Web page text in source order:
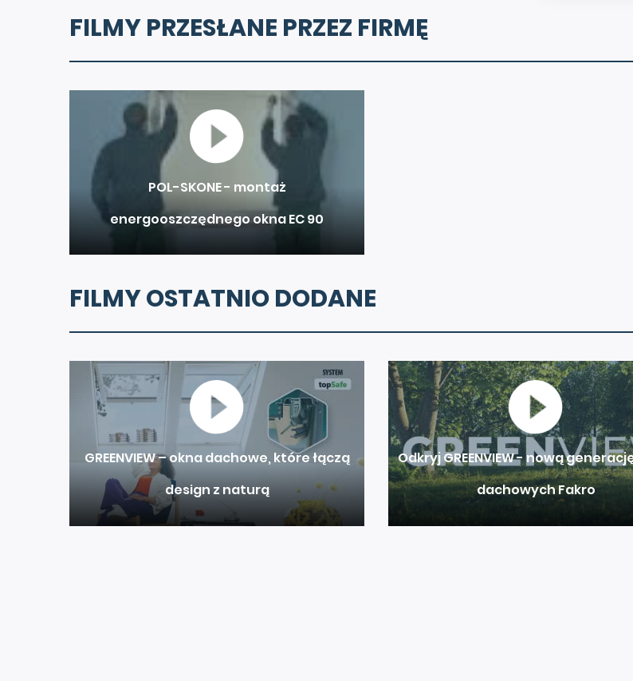
FILMY PRZESŁANE PRZEZ FIRMĘ
POL-SKONE - montaż
energooszczędnego okna EC 90
FILMY OSTATNIO DODANE
GREENVIEW – okna dachowe, które łączą
design z naturą
Odkryj GREENVIEW - nową
dachowych Fakro